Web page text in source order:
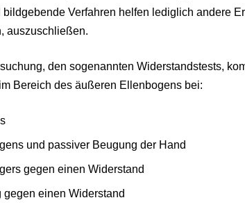
bildgebende Verfahren helfen lediglich andere
auszuschließen.
den sogenannten Widerstandstests,
Bereich des äußeren Ellenbogens bei:
und passiver Beugung der Hand
gegen einen Widerstand
einen Widerstand